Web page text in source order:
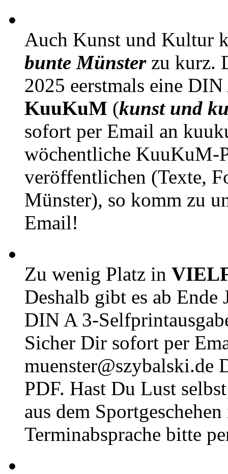
Auch Kunst und Kultur
bunte Münsterzu kurz.
2025 eerstmals eine
KuuKuM (kunst und
sofort per Email an
wöchentliche KuuKuM-
veröffentlichen (Texte,
Münster), so komm zu
Email!
Zu wenig Platz in
Deshalb gibt es ab Ende
DIN A 3-
Sicher Dir sofort per
muenster@szybalski.de
PDF. Hast Du Lust
aus dem
Terminabsprache bitte